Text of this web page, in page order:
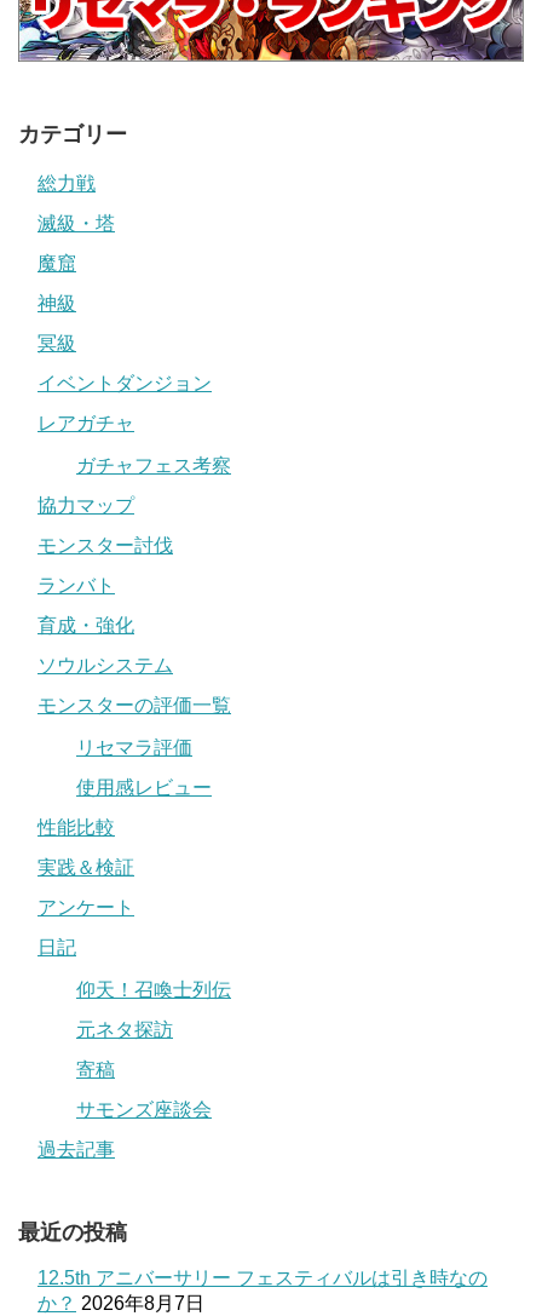
カテゴリー
総力戦
滅級・塔
魔窟
神級
冥級
イベントダンジョン
レアガチャ
ガチャフェス考察
協力マップ
モンスター討伐
ランバト
育成・強化
ソウルシステム
モンスターの評価一覧
リセマラ評価
使用感レビュー
性能比較
実践＆検証
アンケート
日記
仰天！召喚士列伝
元ネタ探訪
寄稿
サモンズ座談会
過去記事
最近の投稿
12.5th アニバーサリー フェスティバルは引き時なの
か？ 2026年8月7日